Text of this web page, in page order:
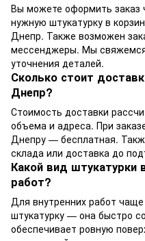
Вы можете оформить заказ
нужную штукатурку в
Днепр. Также возможен
мессенджеры. Мы
уточнения деталей.
Сколько стоит
Днепр?
Стоимость доставки
объема и адреса. При
Днепру — бесплатная.
склада или доставка до
Какой вид штукатурки
работ?
Для внутренних работ
штукатурку — она быстро
обеспечивает ровную